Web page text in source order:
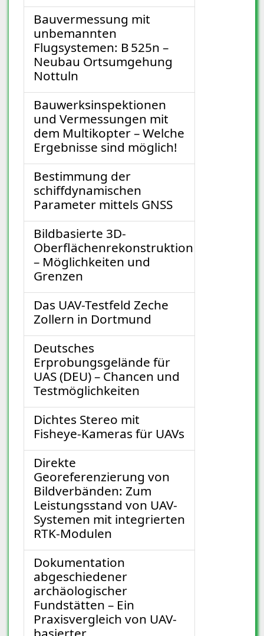
Bauvermessung mit
unbemannten
Flugsystemen: B 525n –
Neubau Ortsumgehung
Nottuln
Bauwerksinspektionen
und Vermessungen mit
dem Multikopter – Welche
Ergebnisse sind möglich!
Bestimmung der
schiffdynamischen
Parameter mittels GNSS
Bildbasierte 3D-
Oberflächenrekonstruktion
– Möglichkeiten und
Grenzen
Das UAV-Testfeld Zeche
Zollern in Dortmund
Deutsches
Erprobungsgelände für
UAS (DEU) – Chancen und
Testmöglichkeiten
Dichtes Stereo mit
Fisheye-Kameras für UAVs
Direkte
Georeferenzierung von
Bildverbänden: Zum
Leistungsstand von UAV-
Systemen mit integrierten
RTK-Modulen
Dokumentation
abgeschiedener
archäologischer
Fundstätten – Ein
Praxisvergleich von UAV-